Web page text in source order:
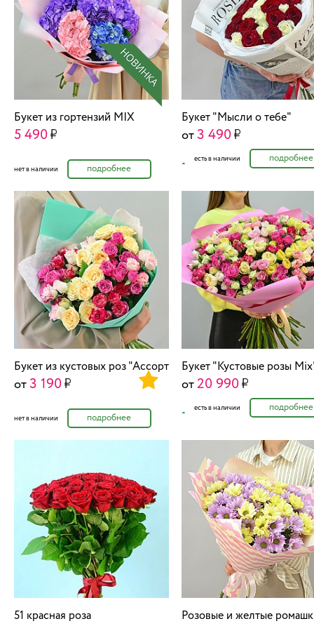
Букет из гортензий MIX
5 490
нет в наличии подробнее
Букет "Мысли о тебе"
от 3 490
есть в наличии подробнее
Букет из кустовых роз "Ассорти"
от 3 190
нет в наличии подробнее
Букет "Кустовые розы
от 20 990
есть в наличии подробнее
51 красная роза Розовые и желтые